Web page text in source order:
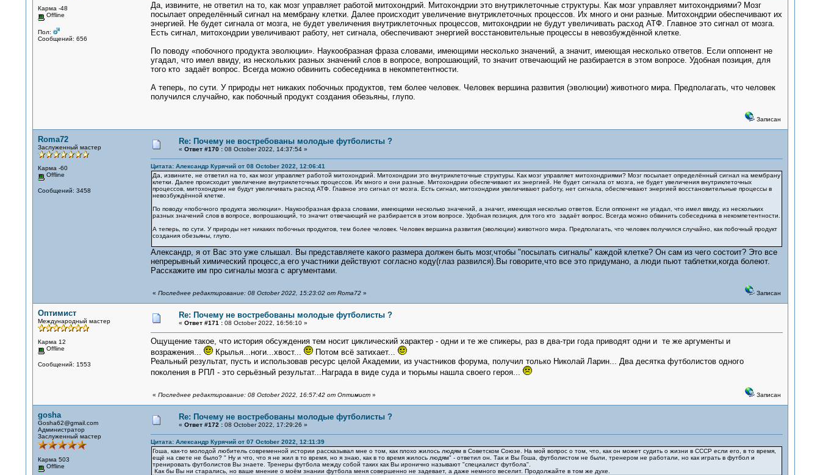
Карма -48
Offline
Пол:
Сообщений: 656
Да, извините, не ответил на то, как мозг управляет работой митохондрий. Митохондрии это внутриклеточные структуры. Как мозг управляет митохондриями? Мозг
посылает определённый сигнал на мембрану клетки. Далее происходит увеличение внутриклеточных процессов. Их много и они разные. Митохондрии обеспечивают их
энергией. Не будет сигнала от мозга, не будет увеличения внутриклеточных процессов, митохондрии не будут увеличивать расход АТФ. Главное это сигнал от мозга.
Есть сигнал, митохондрии увеличивают работу, нет сигнала, обеспечивают энергией восстановительные процессы в невозбуждённой клетке.
По поводу «побочного продукта эволюции». Наукообразная фраза словами, имеющими несколько значений, а значит, имеющая несколько ответов. Если оппонент не
угадал, что имел ввиду, из нескольких разных значений слов в вопросе, вопрошающий, то значит отвечающий не разбирается в этом вопросе. Удобная позиция, для
того кто задаёт вопрос. Всегда можно обвинить собеседника в некомпетентности.
А теперь, по сути. У природы нет никаких побочных продуктов, тем более человек. Человек вершина развития (эволюции) животного мира. Предполагать, что человек
получился случайно, как побочный продукт создания обезьяны, глупо.
Записан
Roma72
Заслуженный мастер
Карма -60
Offline
Сообщений: 3458
Re: Почему не востребованы молодые футболисты ?
« Ответ #170 :08 October 2022, 14:37:54 »
Цитата: Александр Курячий от 08 October 2022, 12:06:41
Да, извините, не ответил на то, как мозг управляет работой митохондрий. Митохондрии это внутриклеточные структуры. Как мозг управляет митохондриями? Мозг посылает определённый сигнал на мембрану
клетки. Далее происходит увеличение внутриклеточных процессов. Их много и они разные. Митохондрии обеспечивают их энергией. Не будет сигнала от мозга, не будет увеличения внутриклеточных
процессов, митохондрии не будут увеличивать расход АТФ. Главное это сигнал от мозга. Есть сигнал, митохондрии увеличивают работу, нет сигнала, обеспечивают энергией восстановительные процессы в
невозбуждённой клетке.
По поводу «побочного продукта эволюции». Наукообразная фраза словами, имеющими несколько значений, а значит, имеющая несколько ответов. Если оппонент не угадал, что имел ввиду, из нескольких
разных значений слов в вопросе, вопрошающий, то значит отвечающий не разбирается в этом вопросе. Удобная позиция, для того кто задаёт вопрос. Всегда можно обвинить собеседника в некомпетентности.
А теперь, по сути. У природы нет никаких побочных продуктов, тем более человек. Человек вершина развития (эволюции) животного мира. Предполагать, что человек получился случайно, как побочный продукт
создания обезьяны, глупо.
Александр, я от Вас это уже слышал. Вы представляете какого размера должен быть мозг,чтобы "посылать сигналы" каждой клетке? Он сам из чего состоит? Это все
непрерывный химический процесс,а его участники действуют согласно коду(глаз развился).Вы говорите,что все это придумано, а люди пьют таблетки,когда болеют.
Расскажите им про сигналы мозга с аргументами.
« Последнее редактирование: 08 October 2022, 15:23:02 от Roma72» Записан
Оптимист
Международный мастер
Карма 12
Offline
Сообщений: 1553
Re: Почему не востребованы молодые футболисты ?
« Ответ #171 :08 October 2022, 16:56:10 »
Ощущение такое, что история обсуждения тем носит циклический характер - одни и те же спикеры, раз в два-три года приводят одни и те же аргументы и
возражения...
Крылья...ноги...хвост...
Потом всё затихает...
Реальный результат, пусть и использовав ресурс целой Академии, из участников форума, получил только Николай Ларин... Два десятка футболистов одного
поколения в РПЛ - это серьёзный результат...Награда в виде суда и тюрьмы нашла своего героя...
« Последнее редактирование: 08 October 2022, 16:57:42 от Оптимист» Записан
gosha
Gosha62@gmail.com
Администратор
Заслуженный мастер
Карма 503
Offline
Re: Почему не востребованы молодые футболисты ?
« Ответ #172 :08 October 2022, 17:29:26 »
Цитата: Александр Курячий от 07 October 2022, 12:11:39
Гоша, как-то молодой любитель современной истории рассказывал мне о том, как плохо жилось людям в Советском Союзе. На мой вопрос о том, что, как он может судить о жизни в СССР если его, в то время,
ещё на свете не было? " Ну и что, что я не жил в то время, но я знаю, как в то время жилось людям" - ответил он. Так и Вы Гоша, футболистом не были, тренером не работали, но как играть в футбол и
тренировать футболистов Вы знаете. Тренеры футбола между собой таких как Вы иронично называют "специалист футбола".
Как бы Вы ни старались, но ваше мнение о моём знании футбола меня совершенно не задевает, а даже немного веселит. Продолжайте в том же духе.